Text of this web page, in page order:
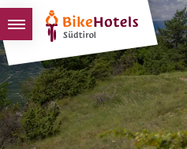
BIKEHOTELS
HOTELS & PAKETE
TOUREN & REVIERE